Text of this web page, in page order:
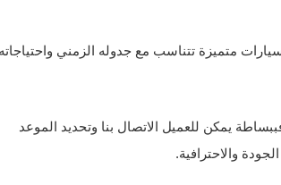
متميزة تتناسب مع جدوله الزمني
يمكن للعميل الاتصال بنا وتحديد الموعد
والاحترافية.